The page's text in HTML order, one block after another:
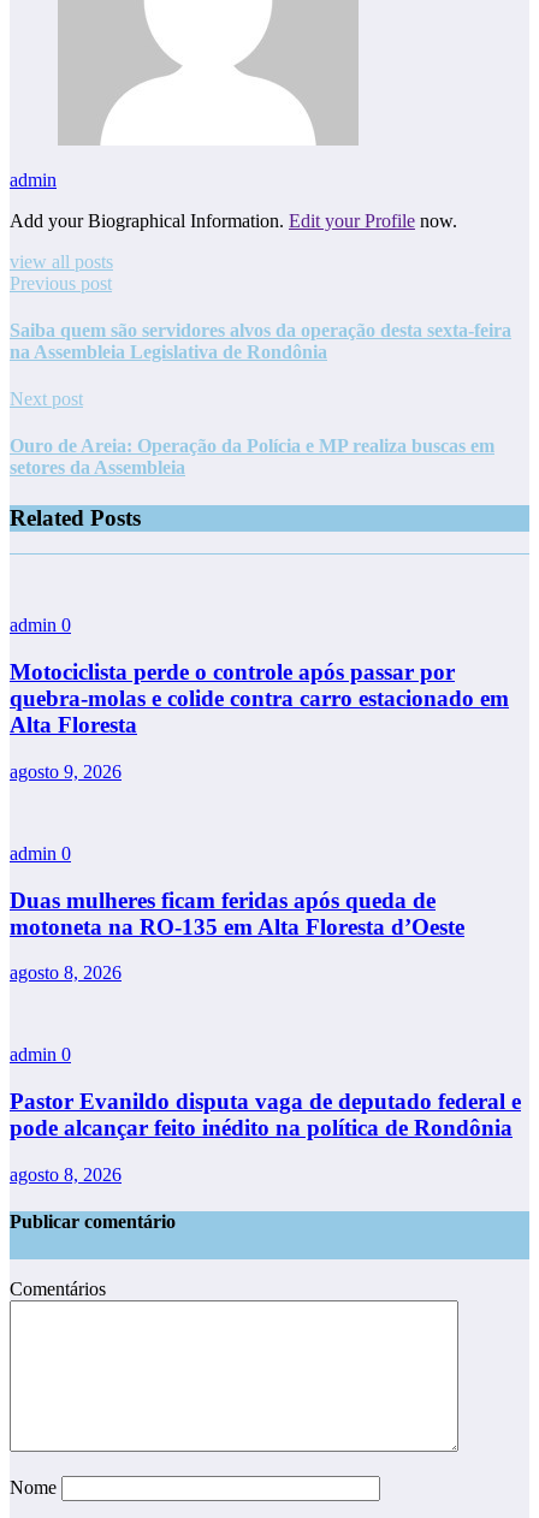
admin
Add your Biographical Information. Edit your Profile now.
view all posts
Previous post
Saiba quem são servidores alvos da operação desta sexta-feira
na Assembleia Legislativa de Rondônia
Next post
Ouro de Areia: Operação da Polícia e MP realiza buscas em
setores da Assembleia
Related Posts
admin 0
Motociclista perde o controle após passar por
quebra-molas e colide contra carro estacionado em
Alta Floresta
agosto 9, 2026
admin 0
Duas mulheres ficam feridas após queda de
motoneta na RO-135 em Alta Floresta d’Oeste
agosto 8, 2026
admin 0
Pastor Evanildo disputa vaga de deputado federal e
pode alcançar feito inédito na política de Rondônia
agosto 8, 2026
Publicar comentário
Comentários
Nome